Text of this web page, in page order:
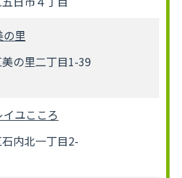
の里
の里二丁目1-39
ユこころ
内北一丁目2-